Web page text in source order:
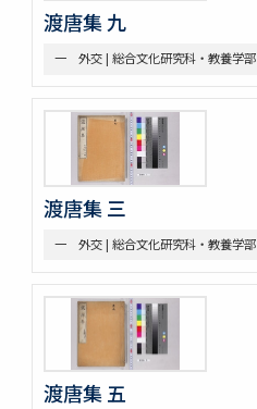
三 漂流
第五部門 史書雑纂
一 軍記
二 史書
第六部門 地誌
第七部門 絵画・図巻
一 秘伝書
二 図面
小船
軍船
荷船
河船
洋式船
三 絵図
第八部門 雑
二 陸戦
三 陰陽道等
渡唐集 九
一 外交 | 総合文化研究科・教養学部
渡唐集 三
一 外交 | 総合文化研究科・教養学部
渡唐集 五